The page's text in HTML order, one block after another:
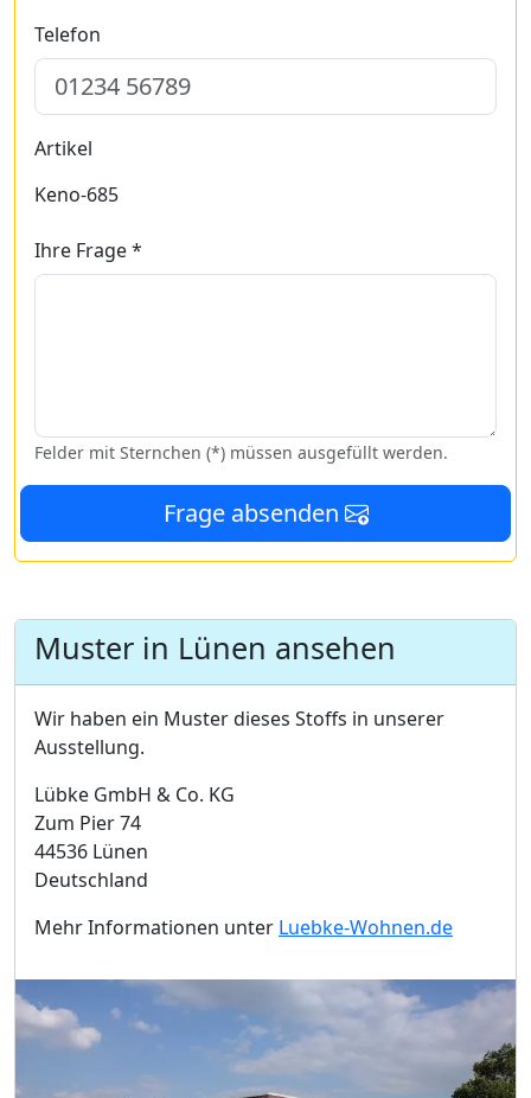
Telefon
Artikel
Keno-685
Ihre Frage *
Felder mit Sternchen (*) müssen ausgefüllt werden.
Frage absenden
Muster in Lünen ansehen
Wir haben ein Muster dieses Stoffs in unserer
Ausstellung.
Lübke GmbH & Co. KG
Zum Pier 74
44536 Lünen
Deutschland
Mehr Informationen unter Luebke-Wohnen.de